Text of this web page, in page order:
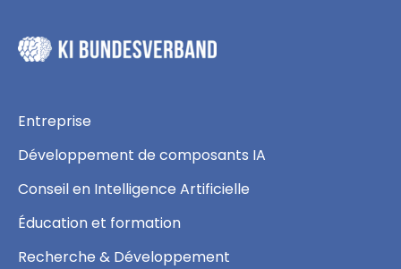
Entreprise
Développement de composants IA
Conseil en Intelligence Artificielle
Éducation et formation
Recherche & Développement